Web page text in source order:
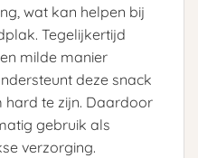
wat kan helpen bij
Tegelijkertijd
milde manier
deze snack
hard te zijn. Daardoor
gebruik als
verzorging.